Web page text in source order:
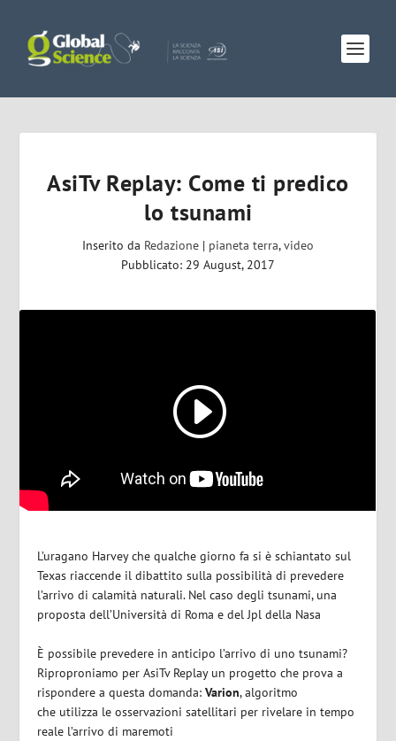
AsiTv Replay: Come ti predico
lo tsunami
Inserito da Redazione | pianeta terra,video
Pubblicato: 29 August, 2017
L’uragano Harvey che qualche giorno fa si è schiantato sul
Texas riaccende il dibattito sulla possibilità di prevedere
l’arrivo di calamità naturali. Nel caso degli tsunami, una
proposta dell’Università di Roma e del Jpl della Nasa
È possibile prevedere in anticipo l’arrivo di uno tsunami?
Riproproniamo per AsiTv Replay un progetto che prova a
rispondere a questa domanda:Varion, algoritmo
che utilizza le osservazioni satellitari per rivelare in tempo
reale l’arrivo di maremoti